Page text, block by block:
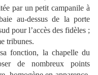
par un petit campanile à
au-dessus de la porte
pour l’accès des fidèles ;
tribunes.
fonction, la chapelle du
de nombreux points